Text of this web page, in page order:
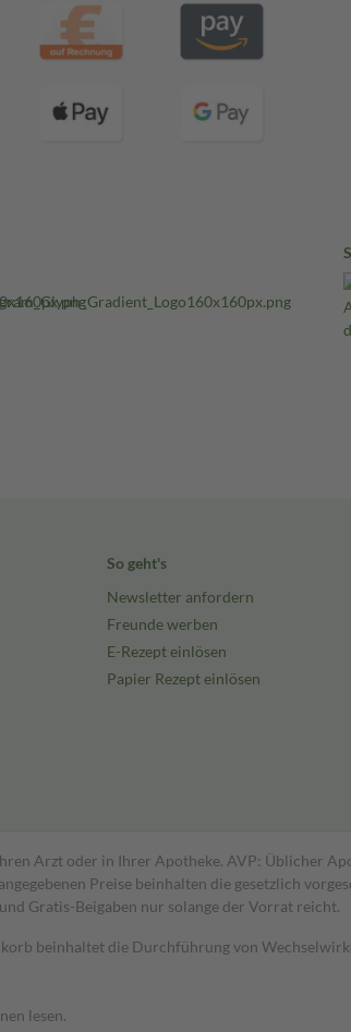
So geht's
Newsletter anfordern
Freunde werben
E-Rezept einlösen
Papier Rezept einlösen
Arzt oder in Ihrer Apotheke. AVP: Üblicher
Preise beinhalten die gesetzlich
Gratis-Beigaben nur solange der Vorrat reicht.
beinhaltet die Durchführung von
lesen.